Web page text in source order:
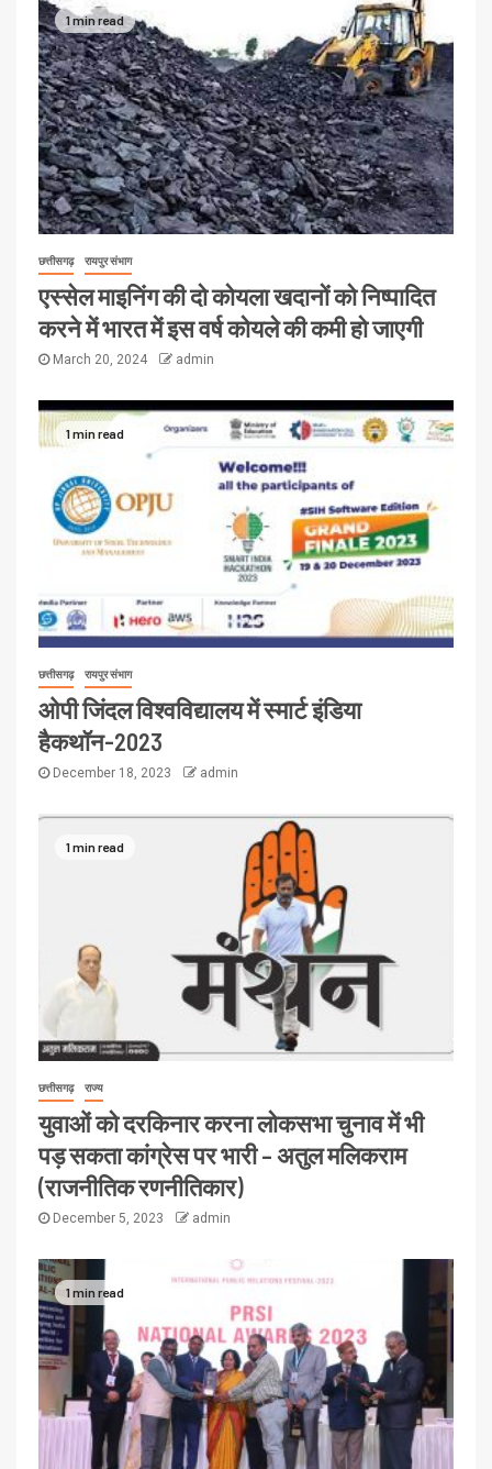
1 min read
छत्तीसगढ़ रायपुर संभाग
एस्सेल माइनिंग की दो कोयला खदानों को निष्पादित
करने में भारत में इस वर्ष कोयले की कमी हो जाएगी
March 20, 2024 admin
1 min read
छत्तीसगढ़ रायपुर संभाग
ओपी जिंदल विश्वविद्यालय में स्मार्ट इंडिया
हैकथॉन-2023
December 18, 2023 admin
1 min read
छत्तीसगढ़ राज्य
युवाओं को दरकिनार करना लोकसभा चुनाव में भी
पड़ सकता कांग्रेस पर भारी – अतुल मलिकराम
(राजनीतिक रणनीतिकार)
December 5, 2023 admin
1 min read